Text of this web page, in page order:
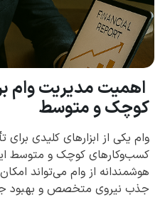
اهمیت مدیریت وام
کوچک و متوسط
وام یکی از ابزارهای کلیدی
کسب‌وکارهای کوچک و متوسط
هوشمندانه از وام می‌تواند
جذب نیروی متخصص و بهبود